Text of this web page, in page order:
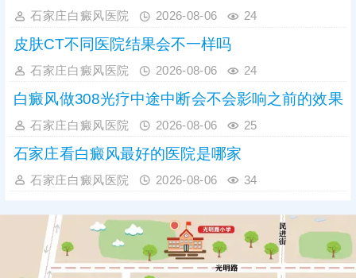
石家庄白癜风医院 2026-08-06 24
皮肤CT不同医院结果会不一样吗
石家庄白癜风医院 2026-08-06 24
白癜风做308光疗中途中断会不会影响之前的效果
石家庄白癜风医院 2026-08-06 25
石家庄看白癜风最好的医院是哪家
石家庄白癜风医院 2026-08-06 34